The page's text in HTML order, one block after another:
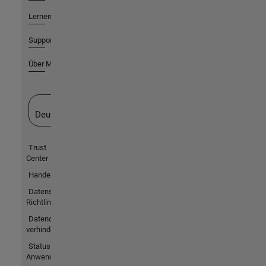
Lernen
Support
Über MathWorks
Deutschland
Trust
Center
Handelsmarken
Datenschutz-
Richtlinien
Datendiebstahl
verhindern
Status von
Anwendungen